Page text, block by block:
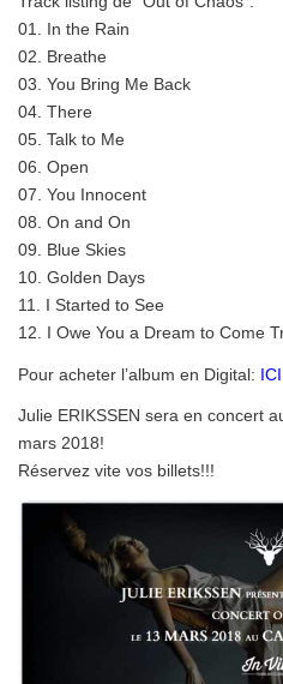
​01. In the Rain
02. Breathe
03. You Bring Me Back
04. There
05. Talk to Me
06. Open
07. You Innocent
08. On and On
09. Blue Skies
10. Golden Days
11. I Started to See
12. I Owe You a Dream to Come
Pour acheter l’album en Digital: ICI
Julie ERIKSSEN sera en concert
mars 2018!
Réservez vite vos billets!!!